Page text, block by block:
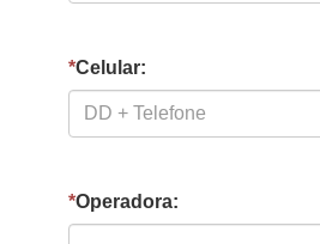
*Celular:
*Operadora: